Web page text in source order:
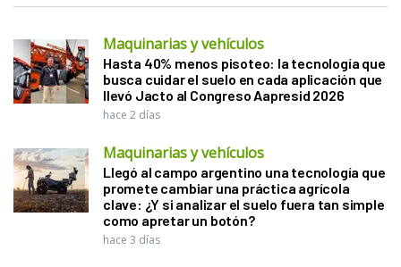
Maquinarias y vehículos
Hasta 40% menos pisoteo: la tecnología que
busca cuidar el suelo en cada aplicación que
llevó Jacto al Congreso Aapresid 2026
hace 2 días
Maquinarias y vehículos
Llegó al campo argentino una tecnología que
promete cambiar una práctica agrícola
clave: ¿Y si analizar el suelo fuera tan simple
como apretar un botón?
hace 3 días